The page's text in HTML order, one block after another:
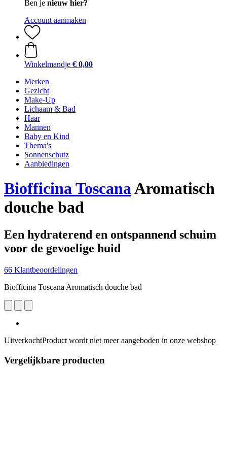
Ben je nieuw hier?
Account aanmaken
Winkelmandje € 0,00
Merken
Gezicht
Make-Up
Lichaam & Bad
Haar
Mannen
Baby en Kind
Thema's
Sonnenschutz
Aanbiedingen
Biofficina ToscanaAromatisch
douche bad
Een hydraterend en ontspannend schuim
voor de gevoelige huid
66 Klantbeoordelingen
Biofficina Toscana Aromatisch douche bad
UitverkochtProduct wordt niet meer aangeboden in onze webshop
Vergelijkbare producten